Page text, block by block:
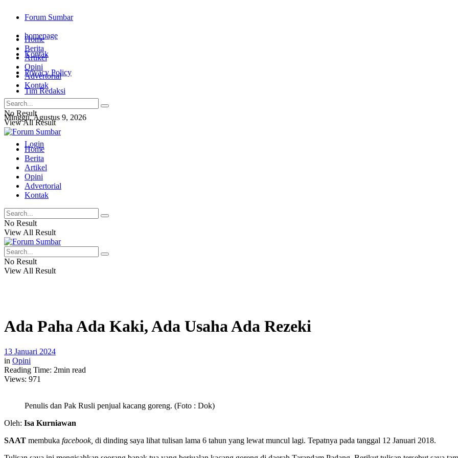
Forum Sumbar
homepage
Kontak
Privacy Policy
Tim Redaksi
Minggu, Agustus 9, 2026
Login
Home
Berita
Artikel
Opini
Advertorial
Kontak
No Result
View All Result
Home
Berita
Artikel
Opini
Advertorial
Kontak
No Result
View All Result
No Result
View All Result
Ada Paha Ada Kaki, Ada Usaha Ada Rezeki
13 Januari 2024
in Opini
Reading Time: 2min read
Views: 971
Penulis dan Pak Rusli penjual kacang goreng. (Foto : Dok)
Oleh: Isa Kurniawan
SAAT membuka facebook, di dinding saya lihat tulisan lama 6 tahun yang lewat muncul lagi. Tepatnya pada tanggal 12 Januari 2018.